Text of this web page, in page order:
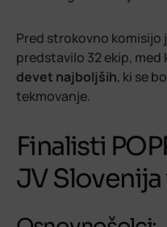
Pred strokovno komisijo
predstavilo 32 ekip,
devet najboljših, ki se
tekmovanje.
Finalisti
JV Slovenija